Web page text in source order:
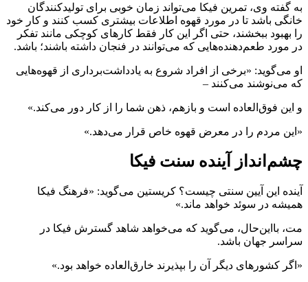
به گفته وی، تمرین فیکا می‌تواند زمان خوبی برای تولیدکنندگان
خانگی باشد تا در مورد قهوه اطلاعات بیشتری کسب کنند و کار خود
را بهبود ببخشند، حتی اگر این کار فقط کارهای کوچکی مانند تفکر
در مورد طعم‌دهنده‌هایی که می‌توانند در فنجان داشته باشند؛ باشد.
او می‌گوید: «برخی از افراد شروع به یادداشت‌برداری از قهوه‌هایی
که می‌نوشند می‌کنند –
و این فوق‌العاده است و بازهم، ذهن شما را از کار دور می‌کند.»
«این مردم را در معرض قهوه خاص قرار می‌دهد.»
چشم‌انداز آینده سنت فیکا
آینده این آیین سنتی چیست؟ کریستین می‌گوید: «فرهنگ فیکا
همیشه در سوئد خواهد ماند.»
مت، بااین‌حال، می‌گوید که می‌خواهد شاهد گسترش فیکا در
سراسر جهان باشد.
«اگر کشورهای دیگر آن را بپذیرند خارق‌العاده خواهد بود.»